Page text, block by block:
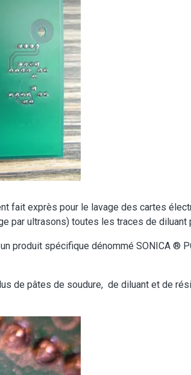
fait exprès pour le lavage des cartes
par ultrasons) toutes les traces de
produit spécifique dénommé SONICA ®
de pâtes de soudure, de diluant et de